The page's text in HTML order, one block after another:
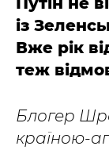
із
Вже рік
теж
Блогер
країною-